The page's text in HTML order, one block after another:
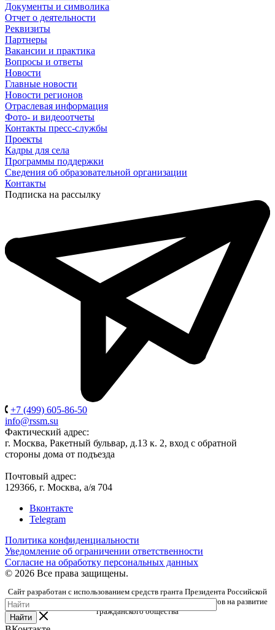
Документы и символика
Отчет о деятельности
Реквизиты
Партнеры
Вакансии и практика
Вопросы и ответы
Новости
Главные новости
Новости регионов
Отраслевая информация
Фото- и видеоотчеты
Контакты пресс-службы
Проекты
Кадры для села
Программы поддержки
Сведения об образовательной организации
Контакты
Подписка на рассылку
+7 (499) 605-86-50
info@rssm.su
Фактический адрес:
г. Москва, Ракетный бульвар, д.13 к. 2, вход с обратной
стороны дома от подъезда
Почтовый адрес:
129366, г. Москва, а/я 704
Вконтакте
Telegram
Политика конфиденциальности
Уведомление об ограничении ответственности
Согласие на обработку персональных данных
© 2026 Все права защищены.
Сайт разработан с использованием средств гранта Президента Российской
Федерации, предоставленного Фондом президентских грантов на развитие
гражданского общества
Найти